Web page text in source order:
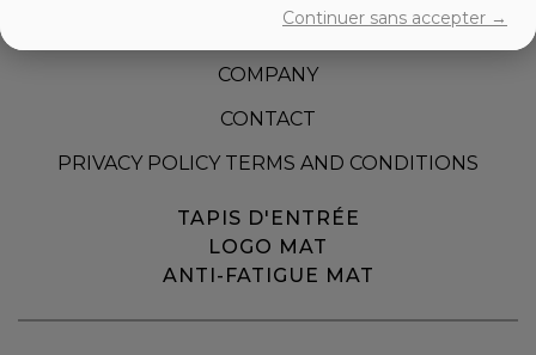
PRODUCTS
COMPANY
CONTACT
PRIVACY POLICY TERMS AND CONDITIONS
TAPIS D'ENTRÉE
LOGO MAT
ANTI-FATIGUE MAT
Continuer sans accepter →